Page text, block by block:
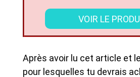
VOIR LE
Après avoir lu cet article et
pour lesquelles tu devrais